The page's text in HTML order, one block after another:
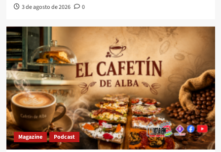
3 de agosto de 2026 0
Magazine Podcast